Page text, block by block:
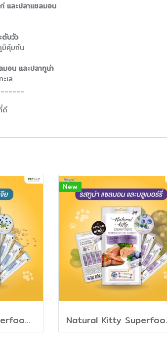
และปลาแซลมอน
บวัว
มิคุ้มกัน
อน และปลาทูน่า
เล
ดี
Natural Kitty Superfood Creamy Treats - ขนมครีมแมวเลีย รส ทูน่าและเมล็ดเจีย
New
Natural